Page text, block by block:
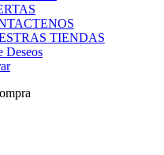
TIENDAS
Deseos